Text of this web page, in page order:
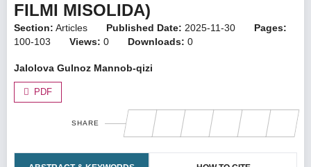
FILMI MISOLIDA)
Section: Articles Published Date: 2025-11-30
Pages:
100-103
Views: 0 Downloads: 0
Jalolova Gulnoz Mannob-qizi
PDF
SHARE